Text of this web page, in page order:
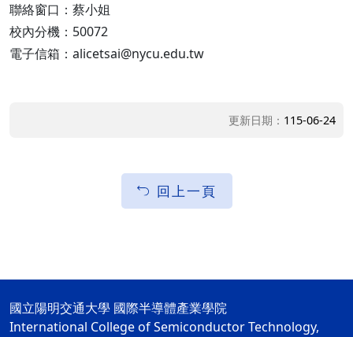
聯絡窗口：蔡小姐
校內分機：50072
電子信箱：alicetsai@nycu.edu.tw
更新日期： 115-06-24
回上一頁
國立陽明交通大學 國際半導體產業學院
International College of Semiconductor Technology,